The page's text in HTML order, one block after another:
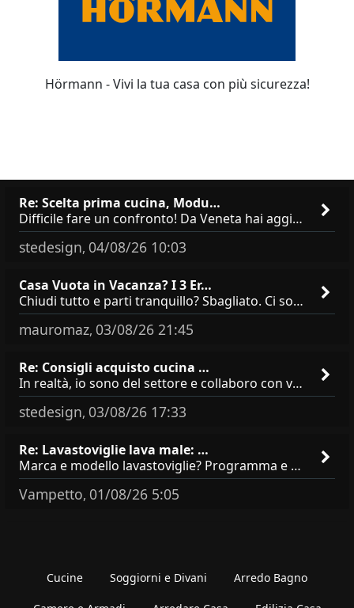
Hörmann - Vivi la tua casa con più sicurezza!
Re: Scelta prima cucina, Modu…
Difficile fare un confronto! Da Veneta hai aggiunto i pensili a tutta altezza e una colonna dispensa da 30, che da soli
stedesign, 04/08/26 10:03
Casa Vuota in Vacanza? I 3 Er…
Chiudi tutto e parti tranquillo? Sbagliato. Ci sono 3 comportamenti che dicono ai ladri &quot;sono via per due settimane
mauromaz, 03/08/26 21:45
Re: Consigli acquisto cucina …
In realtà, io sono del settore e collaboro con vari negozi, ti possono dire che sono tutti brand abbastanza simili come
stedesign, 03/08/26 17:33
Re: Lavastoviglie lava male: …
Marca e modello lavastoviglie? Programma e Deterisvo utilizzato ? Decalcificatore è regolato in in base alla durezza
Vampetto, 01/08/26 5:05
Cucine Soggiorni e Divani Arredo Bagno